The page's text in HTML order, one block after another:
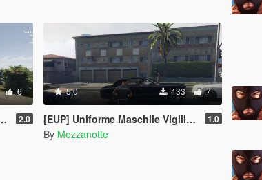
6
2.0
5.0 433 7
[EUP] Uniforme Maschile Vigili del Fuoco 1.0
By Mezzanotte